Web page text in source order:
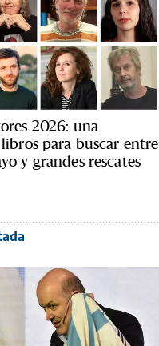
2026: una
para buscar entre
y grandes rescates